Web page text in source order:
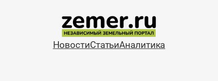
содержимому
НовостиСтатьиАналитика